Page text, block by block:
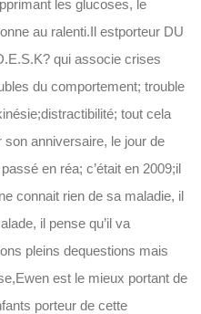
les glucoses, le
au ralenti.Il estporteur DU
qui associe crises
du comportement; trouble
tout cela
son anniversaire, le jour de
en réa; c’était en 2009;il
connait rien de sa maladie, il
il pense qu’il va
pleins dequestions mais
est le mieux portant de
porteur de cette